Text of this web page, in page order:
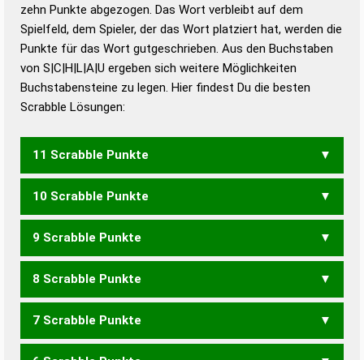
Duden – Richtiges und gutes
Deutsch
Duden – Die deutsche Grammatik
Duden – Deutsches
zehn Punkte abgezogen. Das Wort verbleibt auf dem
Spielfeld, dem Spieler, der das Wort platziert hat, werden die
Punkte für das Wort gutgeschrieben. Aus den Buchstaben
von S|C|H|L|A|U ergeben sich weitere Möglichkeiten
Buchstabensteine zu legen. Hier findest Du die besten
Scrabble Lösungen:
11 Scrabble Punkte
LAUCHS LAUSCH
10 Scrabble Punkte
LACHS LASCH LAUCH
9 Scrabble Punkte
LACH LUCH CLAUS
8 Scrabble Punkte
ACHS ASCH AUCH CASH
7 Scrabble Punkte